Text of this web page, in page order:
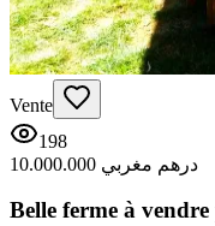
Vente
198
10.000.000 درهم مغربي
Belle ferme à